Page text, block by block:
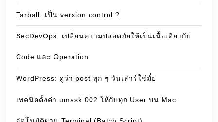
Tarball: เป็น version control ?
SecDevOps: เปลี่ยนความปลอดภัยให้เป็นเนื้อเดียวกับ
Code และ Operation
WordPress: ดูว่า post ทุก ๆ วันเสาร์ใช่มั๋ย
เทคนิคตั้งค่า umask 002 ให้กับทุก User บน Mac